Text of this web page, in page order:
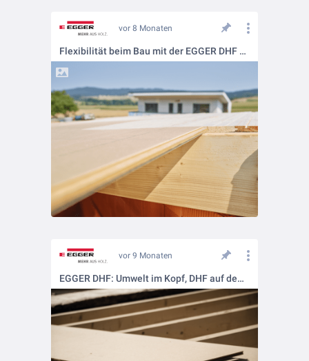
vor 8 Monaten
Flexibilität beim Bau mit der EGGER DHF Unterdeckplatte
vor 9 Monaten
EGGER DHF: Umwelt im Kopf, DHF auf dem Dach.